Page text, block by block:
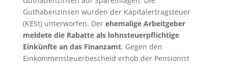
Guthabenzinsen wurden der Kapitalertragsteuer
(KESt) unterworfen. Der ehemalige Arbeitgeber
meldete die Rabatte als lohnsteuerpflichtige
Einkünfte an das Finanzamt. Gegen den
Einkommensteuerbescheid erhob der Pensionist